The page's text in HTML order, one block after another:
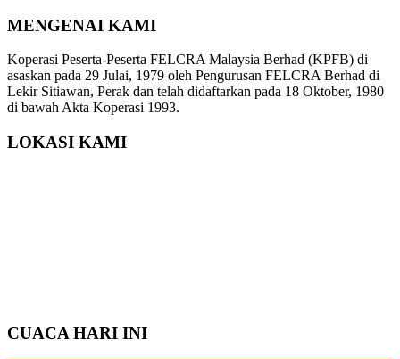
MENGENAI KAMI
Koperasi Peserta-Peserta FELCRA Malaysia Berhad (KPFB) di
asaskan pada 29 Julai, 1979 oleh Pengurusan FELCRA Berhad di
Lekir Sitiawan, Perak dan telah didaftarkan pada 18 Oktober, 1980
di bawah Akta Koperasi 1993.
LOKASI KAMI
CUACA HARI INI